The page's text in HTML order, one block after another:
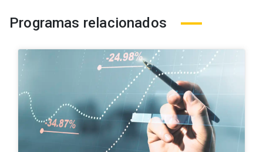
Programas relacionados